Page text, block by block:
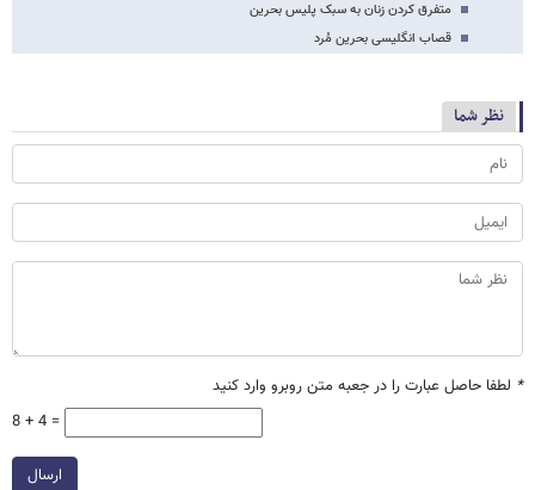
متفرق کردن زنان به سبک پلیس بحرین
قصاب انگلیسی بحرین مُرد
نظر شما
* لطفا حاصل عبارت را در جعبه متن روبرو وارد کنید
8 + 4 =
ارسال